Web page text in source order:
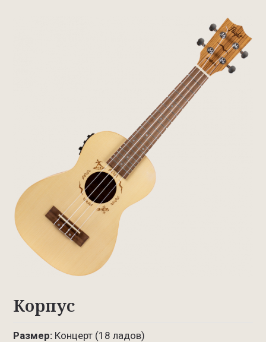
Корпус
Размер: Концерт (18 ладов)